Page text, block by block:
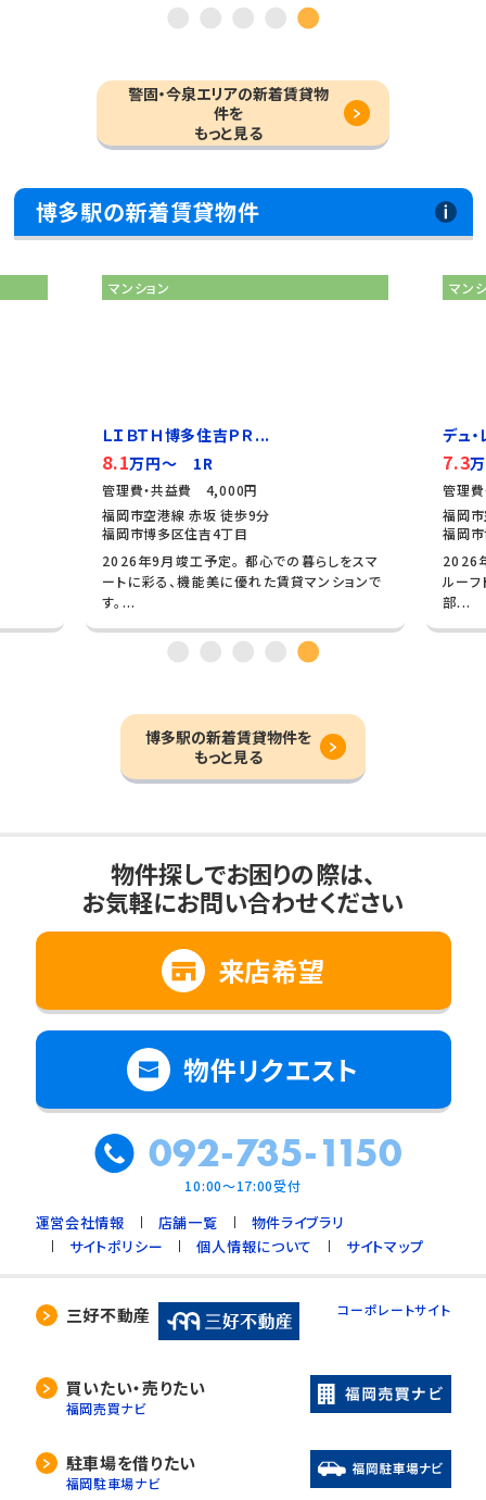
警固・今泉エリアの新着賃貸物
件を
もっと見る
博多駅の新着賃貸物件
マンション
デュ・レジア博多レジデンス
7.3万円～ 1R
管理費・共益費 8,000円
福岡市空港線 赤坂 徒歩9分
福岡市博多区比恵町
2026年8月竣工予定。 青空が広がる屋上には
ルーフトップラウンジとドッグランを完備。 外
部...
マ
Ｒ
管
福
福
福
好
博多駅の新着賃貸物件を
もっと見る
物件探しでお困りの際は、
お気軽にお問い合わせください
来店希望
物件リクエスト
092-735-1150
10:00～17:00受付
運営会社情報 店舗一覧
物件ライブラリ
サイトポリシー
個人情報について サイトマップ
三好不動産 コーポレートサイト
買いたい・売りたい
福岡売買ナビ
駐車場を借りたい
福岡駐車場ナビ